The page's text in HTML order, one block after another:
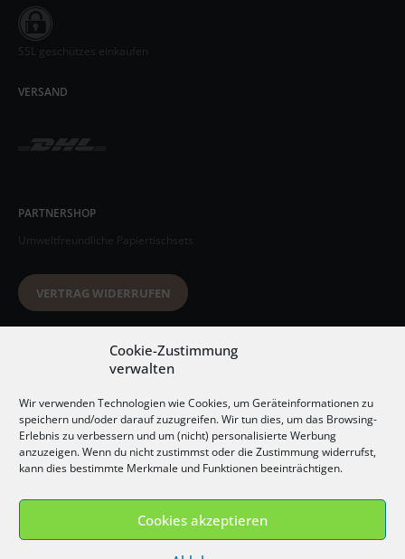
Cookie-Zustimmung
verwalten
Wir verwenden Technologien wie Cookies, um Geräteinformationen zu
speichern und/oder darauf zuzugreifen. Wir tun dies, um das Browsing-
Erlebnis zu verbessern und um (nicht) personalisierte Werbung
anzuzeigen. Wenn du nicht zustimmst oder die Zustimmung widerrufst,
kann dies bestimmte Merkmale und Funktionen beeinträchtigen.
Cookies akzeptieren
SSL geschützes einkaufen
VERSAND
PARTNERSHOP
Umweltfreundliche Papiertischsets
VERTRAG WIDERRUFEN
Datenschutzerklärung
Impressum
Widerrufsbelehrung
Versandkosten